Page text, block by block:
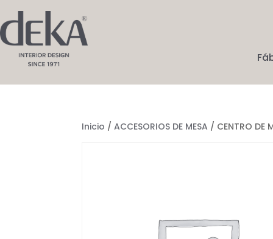
Inicio /ACCESORIOS DE MESA / CENTRO DE